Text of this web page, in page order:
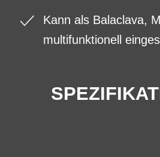
Kann als Balaclava,
multifunktionell